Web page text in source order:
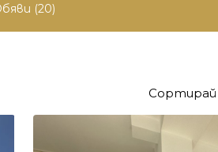
(20)
Сортирай